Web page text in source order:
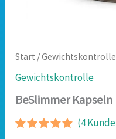
Start /Gewichtskontrolle
Gewichtskontrolle
BeSlimmer Kapseln
(4